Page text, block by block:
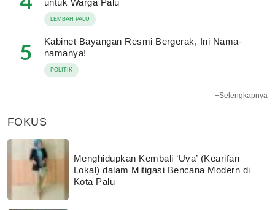
untuk Warga Palu
LEMBAH PALU
5
Kabinet Bayangan Resmi Bergerak, Ini Nama-
namanya!
POLITIK
+Selengkapnya
FOKUS
Menghidupkan Kembali ‘Uva’ (Kearifan
Lokal) dalam Mitigasi Bencana Modern di
Kota Palu